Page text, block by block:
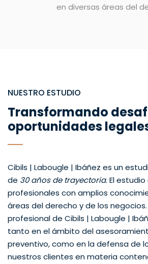
en diversas áreas del
NUESTRO ESTUDIO
Transformando
oportunidades
Cibils | Labougle | Ibáñez es un
de 30 años de trayectoria. El
profesionales con amplios
áreas del derecho y de los
profesional de Cibils | Labougle |
tanto en el ámbito del
preventivo, como en la defensa de
nuestros clientes en materia